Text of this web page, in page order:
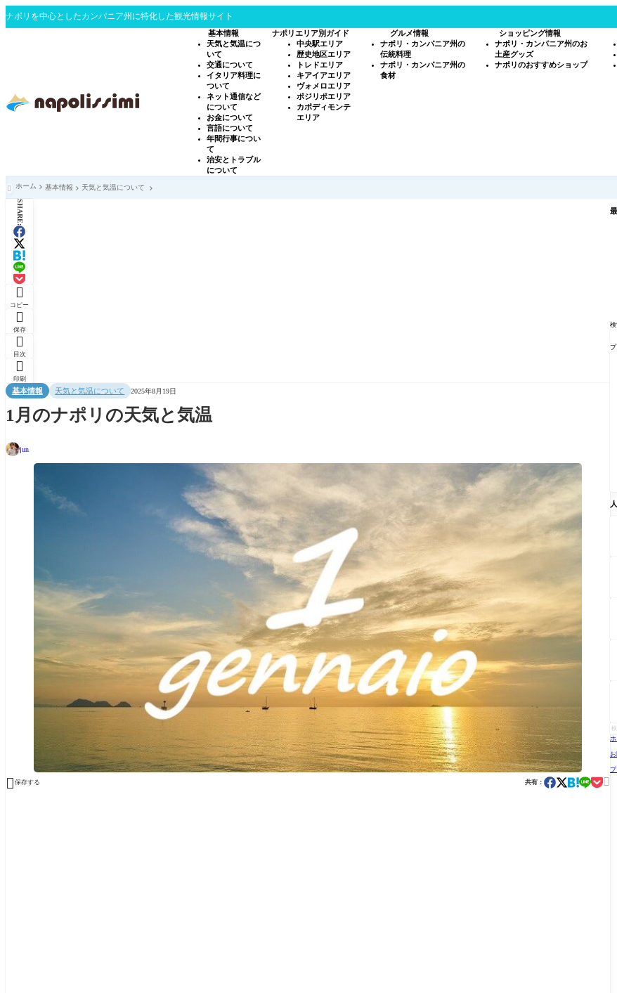
ナポリを中心としたカンパニア州に特化した観光情報サイト
基本情報
天気と気温につ
いて
交通について
イタリア料理に
ついて
ネット通信など
について
お金について
言語について
年間行事につい
て
治安とトラブル
について
ナポリエリア別ガイド
中央駅エリア
歴史地区エリア
トレドエリア
キアイアエリア
ヴォメロエリア
ポジリポエリア
カポディモンテ
エリア
グルメ情報
ナポリ・カンパニア州の
伝統料理
ナポリ・カンパニア州の
食材
ショッピング情報
ナポリ・カンパニア州のお
土産グッズ
ナポリのおすすめショップ
 ホーム 基本情報 天気と気温について
SHARE:

コピー

保存

目次

印刷
基本情報 天気と気温について 2025年8月19日
1月のナポリの天気と気温
jun
 保存する 共有： 
ホ